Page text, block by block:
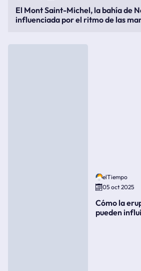
El Mont Saint-Michel, la bahía de
influenciada por el ritmo de las
elTiempo
05 oct 2025
Cómo la
pueden